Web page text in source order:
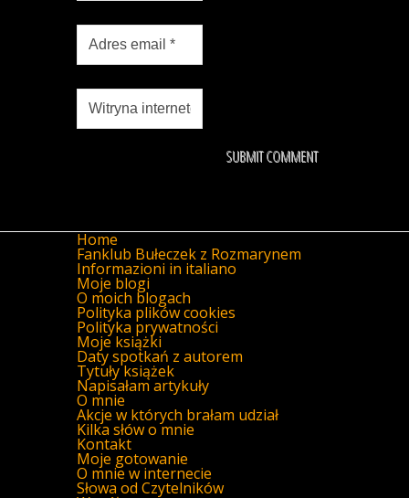
Home
Fanklub Bułeczek z Rozmarynem
Informazioni in italiano
Moje blogi
O moich blogach
Polityka plików cookies
Polityka prywatności
Moje książki
Daty spotkań z autorem
Tytuły książek
Napisałam artykuły
O mnie
Akcje w których brałam udział
Kilka słów o mnie
Kontakt
Moje gotowanie
O mnie w internecie
Słowa od Czytelników